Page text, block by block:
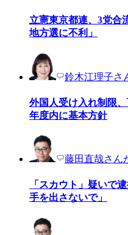
立憲東京都連、3党
地方選に不利」
鈴木江理子さ
外国人受け入れ制限
年度内に基本方針
藤田直哉さん
「スカウト」疑いで
手を出さないで」